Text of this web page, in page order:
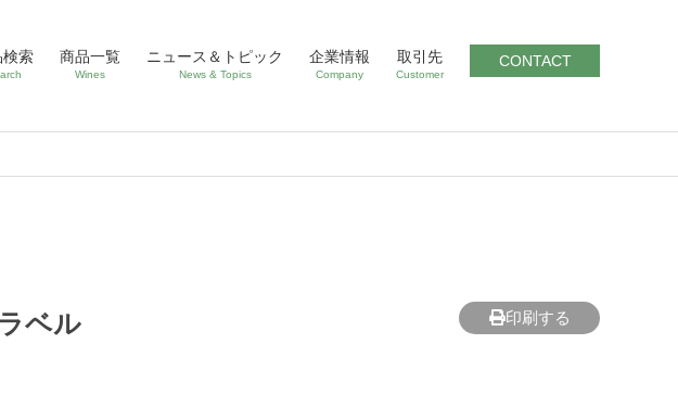
検索 商品一覧
Wines
ニュース＆トピック
News & Topics
企業情報
Company
取引先
Customer
CONTACT
印刷する
ベル